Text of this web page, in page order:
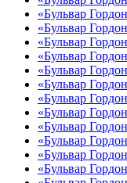
«Бульвар
«Бульвар
«Бульвар
«Бульвар
«Бульвар
«Бульвар
«Бульвар
«Бульвар
«Бульвар
«Бульвар
«Бульвар
«Бульвар